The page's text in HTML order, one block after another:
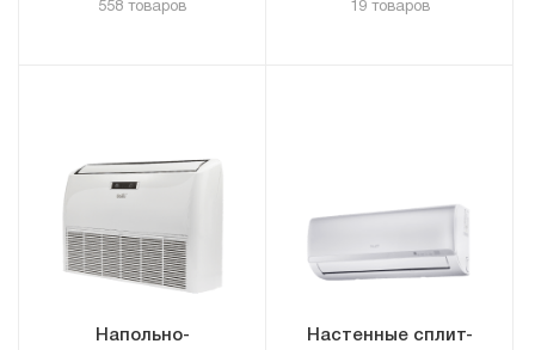
558 товаров 19 товаров
Напольно-
Настенные сплит-